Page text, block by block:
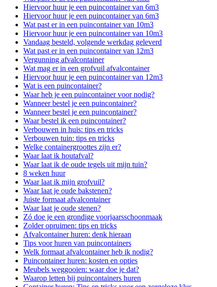
Hiervoor huur je een puincontainer van 6m3
Hiervoor huur je een puincontainer van 6m3
Wat past er in een puincontainer van 10m3
Hiervoor huur je een puincontainer van 10m3
Vandaag besteld, volgende werkdag geleverd
Wat past er in een puincontainer van 12m3
Vergunning afvalcontainer
Wat mag er in een grofvuil afvalcontainer
Hiervoor huur je een puincontainer van 12m3
Wat is een puincontainer?
Waar heb je een puincontainer voor nodig?
Wanneer bestel je een puincontainer?
Wanneer bestel je een puincontainer?
Waar bestel ik een puincontainer?
Verbouwen in huis: tips en tricks
Verbouwen tuin: tips en tricks
Welke containergroottes zijn er?
Waar laat ik houtafval?
Waar laat ik de oude tegels uit mijn tuin?
8 weken huur
Waar laat ik mijn grofvuil?
Waar laat je oude bakstenen?
Juiste formaat afvalcontainer
Waar laat je oude stenen?
Zó doe je een grondige voorjaarsschoonmaak
Zolder opruimen: tips en tricks
Afvalcontainer huren: denk hieraan
Tips voor huren van puincontainers
Welk formaat afvalcontainer heb ik nodig?
Puincontainer huren: kosten en opties
Meubels weggooien: waar doe je dat?
Waarop letten bij puincontainers huren